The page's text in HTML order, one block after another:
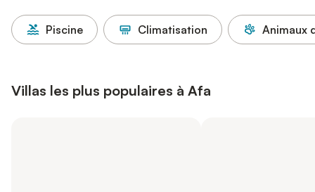
Piscine Climatisation Animaux
Villas les plus populaires à Afa